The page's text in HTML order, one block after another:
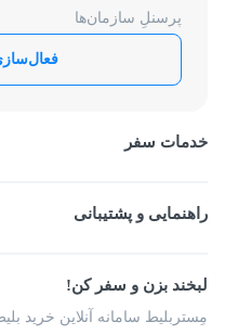
پرسنلِ سازمان‌ها
خدمات سفر
بلیط قطار
راهنمایی و پشتیبانی
شرایط و مقررات
راهکار سازمانی
لبخند بزن و سفر کن!
مِستربلیط سامانه آنلاین خرید